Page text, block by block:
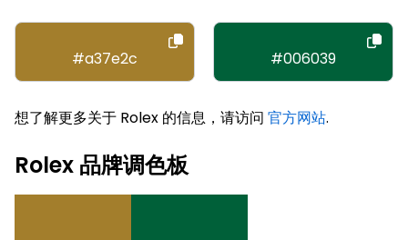
#a37e2c #006039
想了解更多关于 Rolex 的信息，请访问 官方网站.
Rolex 品牌调色板